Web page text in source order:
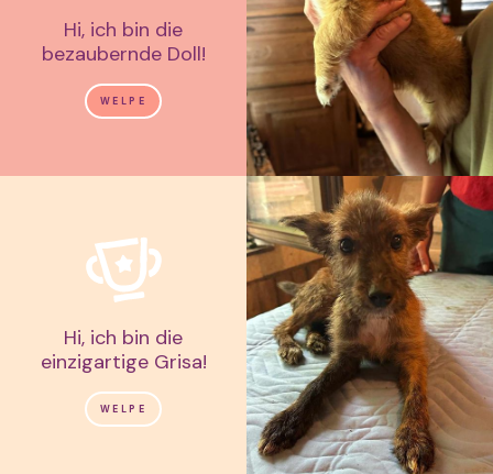
Hi, ich bin die
bezaubernde Doll!
WELPE
Hi, ich bin die
einzigartige Grisa!
WELPE